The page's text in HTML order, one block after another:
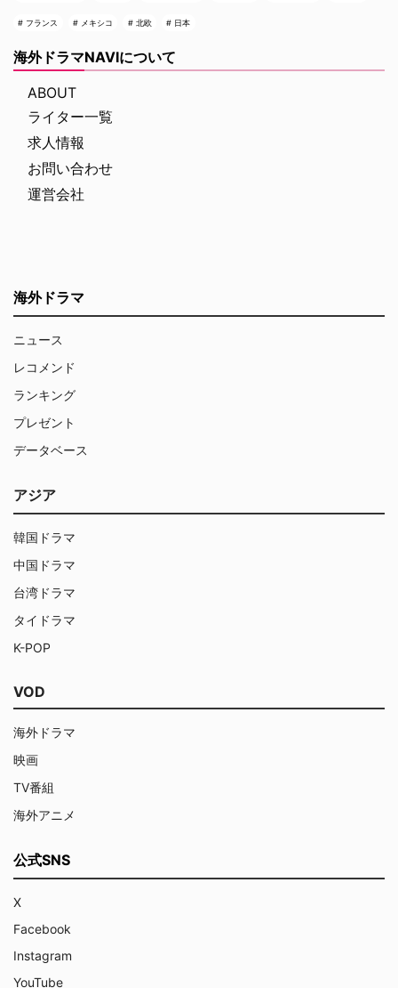
フランス メキシコ 北欧 日本
海外ドラマNAVIについて
ABOUT
ライター一覧
求人情報
お問い合わせ
運営会社
海外ドラマ
ニュース
レコメンド
ランキング
プレゼント
データベース
アジア
韓国ドラマ
中国ドラマ
台湾ドラマ
タイドラマ
K-POP
VOD
海外ドラマ
映画
TV番組
海外アニメ
公式SNS
X
Facebook
Instagram
YouTube